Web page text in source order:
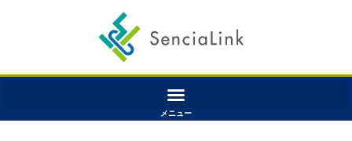
メニュー